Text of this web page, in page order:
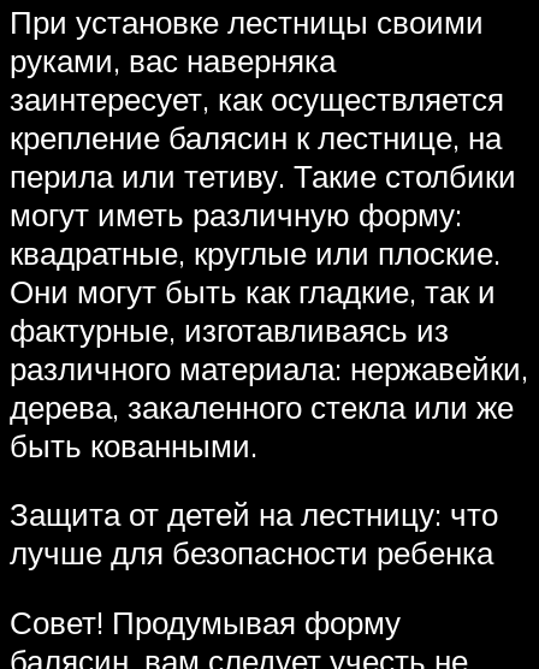
При установке лестницы своими
руками, вас наверняка
заинтересует, как осуществляется
крепление балясин к лестнице, на
перила или тетиву. Такие столбики
могут иметь различную форму:
квадратные, круглые или плоские.
Они могут быть как гладкие, так и
фактурные, изготавливаясь из
различного материала: нержавейки,
дерева, закаленного стекла или же
быть кованными.
Защита от детей на лестницу: что
лучше для безопасности ребенка
Совет! Продумывая форму
балясин, вам следует учесть не